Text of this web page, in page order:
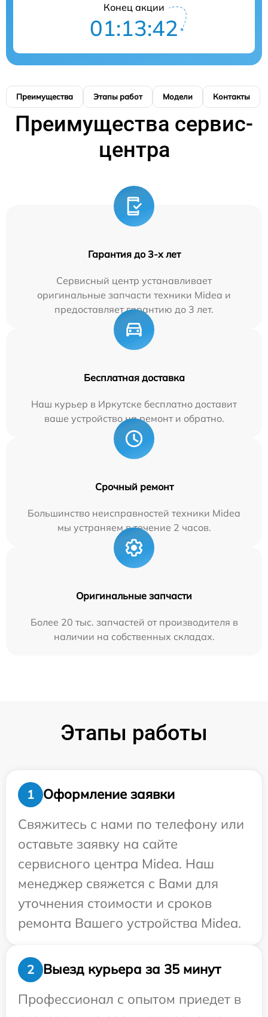
Конец акции
01:13:42
Преимущества Этапы работ Модели Контакты
Преимущества сервис-
центра
Гарантия до 3-х лет
Сервисный центр устанавливает
оригинальные запчасти техники Midea и
предоставляет гарантию до 3 лет.
Бесплатная доставка
Наш курьер в Иркутске бесплатно доставит
ваше устройство на ремонт и обратно.
Срочный ремонт
Большинство неисправностей техники Midea
мы устраняем в течение 2 часов.
Оригинальные запчасти
Более 20 тыс. запчастей от производителя в
наличии на собственных складах.
Этапы работы
1
Оформление заявки
Свяжитесь с нами по телефону или
оставьте заявку на сайте
сервисного центра Midea. Наш
менеджер свяжется с Вами для
уточнения стоимости и сроков
ремонта Вашего устройства Midea.
2
Выезд курьера за 35 минут
Профессионал с опытом приедет в